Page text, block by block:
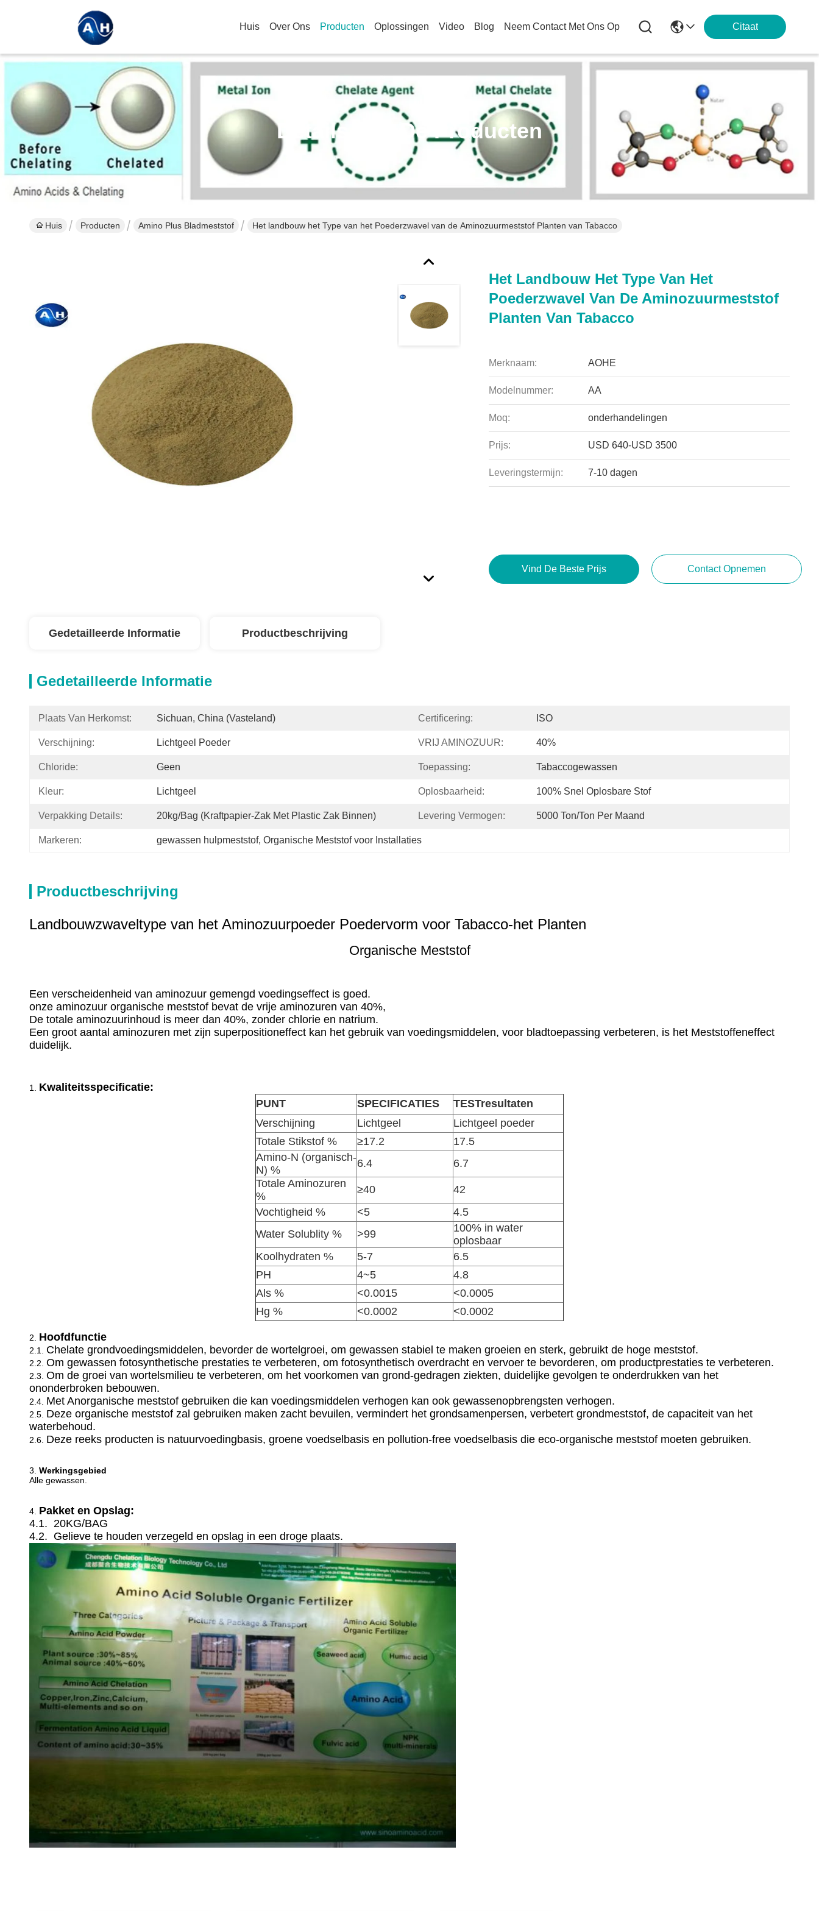
Huis Over Ons Producten Oplossingen Video Blog Neem Contact Met Ons Op Citaat
Details Van De Producten
Huis Producten Amino Plus Bladmeststof Het landbouw het Type van het Poederzwavel van de Aminozuurmeststof Planten van Tabacco
Het Landbouw Het Type Van Het
Poederzwavel Van De Aminozuurmeststof
Planten Van Tabacco
Merknaam: AOHE
Modelnummer: AA
Moq: onderhandelingen
Prijs: USD 640-USD 3500
Leveringstermijn: 7-10 dagen
Vind De Beste Prijs Contact Opnemen
Gedetailleerde Informatie Productbeschrijving
Gedetailleerde Informatie
Plaats Van Herkomst: Sichuan, China (Vasteland) Certificering: ISO
Verschijning: Lichtgeel Poeder VRIJ AMINOZUUR: 40%
Chloride: Geen Toepassing: Tabaccogewassen
Kleur: Lichtgeel Oplosbaarheid: 100% Snel Oplosbare Stof
Verpakking Details: 20kg/bag (kraftpapier-Zak Met Plastic Zak Binnen) Levering Vermogen: 5000 Ton/Ton Per Maand
Markeren: gewassen hulpmeststof, Organische Meststof voor Installaties
Productbeschrijving
Landbouwzwaveltype van het Aminozuurpoeder Poedervorm voor Tabacco-het Planten
Organische Meststof
Een verscheidenheid van aminozuur gemengd voedingseffect is goed.
onze aminozuur organische meststof bevat de vrije aminozuren van 40%,
De totale aminozuurinhoud is meer dan 40%, zonder chlorie en natrium.
Een groot aantal aminozuren met zijn superpositioneffect kan het gebruik van voedingsmiddelen, voor bladtoepassing verbeteren, is het Meststoffeneffect
duidelijk.
1. Kwaliteitsspecificatie:
PUNT
SPECIFICATIES
TESTresultaten
Verschijning
Lichtgeel
Lichtgeel poeder
Totale Stikstof %
≥17.2
17.5
Amino-N (organisch-
N) %
6.4
6.7
Totale Aminozuren
%
≥40
42
Vochtigheid %
<5
4.5
Water Solublity %
>99
100% in water
oplosbaar
Koolhydraten %
5-7
6.5
PH
4~5
4.8
Als %
<0.0015
<0.0005
Hg %
<0.0002 <0.0002
2. Hoofdfunctie
2.1. Chelate grondvoedingsmiddelen, bevorder de wortelgroei, om gewassen stabiel te maken groeien en sterk, gebruikt de hoge meststof.
2.2. Om gewassen fotosynthetische prestaties te verbeteren, om fotosynthetisch overdracht en vervoer te bevorderen, om productprestaties te verbeteren.
2.3. Om de groei van wortelsmilieu te verbeteren, om het voorkomen van grond-gedragen ziekten, duidelijke gevolgen te onderdrukken van het
ononderbroken bebouwen.
2.4. Met Anorganische meststof gebruiken die kan voedingsmiddelen verhogen kan ook gewassenopbrengsten verhogen.
2.5. Deze organische meststof zal gebruiken maken zacht bevuilen, vermindert het grondsamenpersen, verbetert grondmeststof, de capaciteit van het
waterbehoud.
2.6. Deze reeks producten is natuurvoedingbasis, groene voedselbasis en pollution-free voedselbasis die eco-organische meststof moeten gebruiken.
3. Werkingsgebied
Alle gewassen.
4. Pakket en Opslag:
4.1. 20KG/BAG
4.2. Gelieve te houden verzegeld en opslag in een droge plaats.